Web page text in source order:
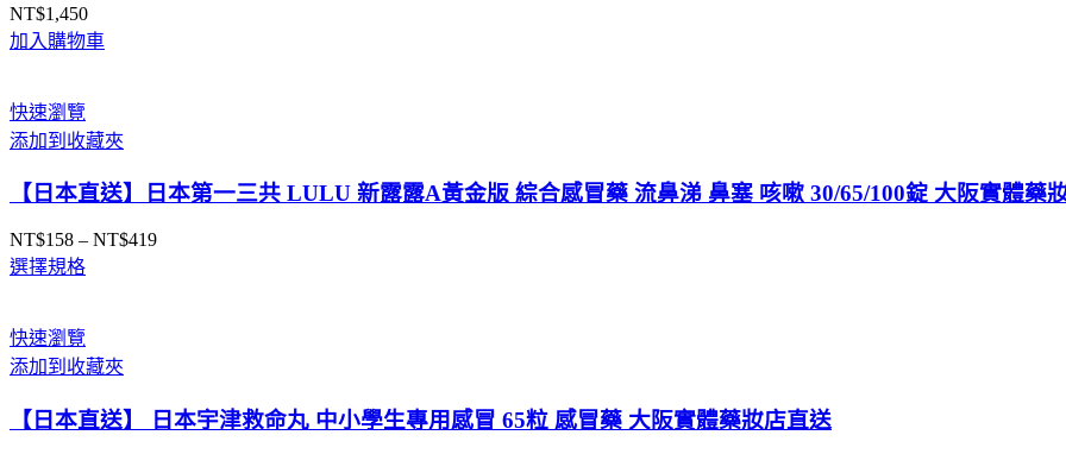
NT$1,450
加入購物車
快速瀏覽
添加到收藏夾
【日本直送】日本第一三共 LULU 新露露A黃金版 綜合感冒藥 流鼻涕 鼻塞 咳嗽 30/65/100錠 大阪實體藥
NT$158 – NT$419價
選擇規格
快速瀏覽
添加到收藏夾
【日本直送】 日本宇津救命丸 中小學生專用感冒 65粒 感冒藥 大阪實體藥妝店直送